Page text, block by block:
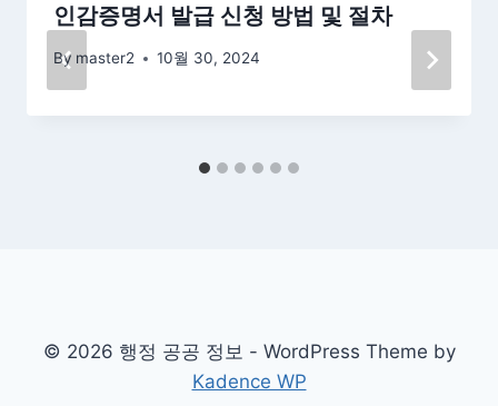
인감증명서 발급 신청 방법 및 절차
By master2 10월 30, 2024
© 2026 행정 공공 정보 - WordPress Theme by
Kadence WP